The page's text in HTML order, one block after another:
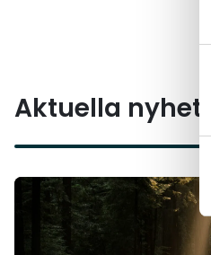
Aktuella nyheter
Läs mer